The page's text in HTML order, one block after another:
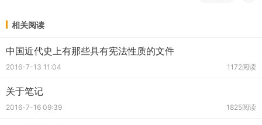
相关阅读
中国近代史上有那些具有宪法性质的文件
2016-7-13 11:04 1172阅读
关于笔记
2016-7-16 09:39 1825阅读